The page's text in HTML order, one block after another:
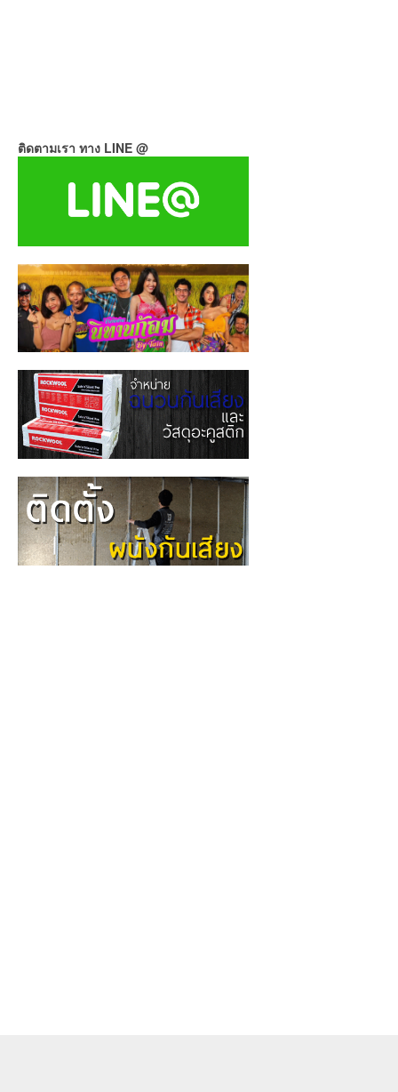
ติดตามเรา ทาง LINE @